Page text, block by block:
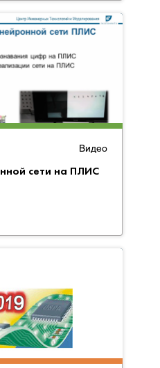
Видео
сети на ПЛИС